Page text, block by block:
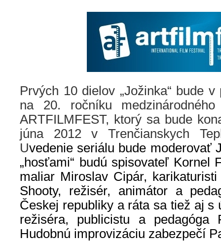
Prvých 10 dielov „Jožinka“ bude
na 20. ročníku
ARTFILMFEST, ktorý sa bude
júna 2012 v Trenčianskych
Uvedenie seriálu bude moderovať
„hosťami“ budú spisovateľ Kornel
maliar Miroslav Cipár,
Shooty, režisér, animátor a
Českej republiky a ráta sa tiež aj s
režiséra, publicistu a pedagóga
Hudobnú improvizáciu zabezpečí